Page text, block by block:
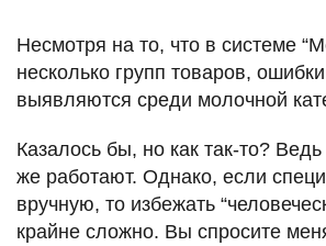
Несмотря на то, что в системе
несколько групп товаров,
выявляются среди молочной
Казалось бы, но как так-то?
же работают. Однако, если
вручную, то избежать
крайне сложно. Вы спросите